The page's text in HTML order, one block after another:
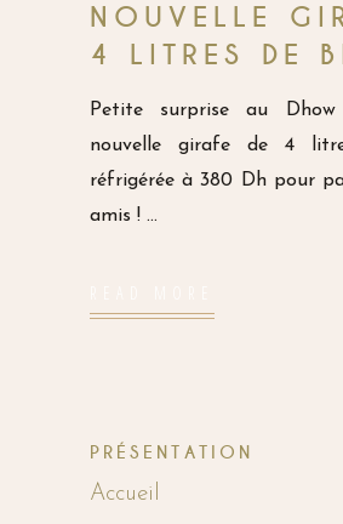
NOUVELLE
4 LITRES DE
Petite surprise au
nouvelle girafe de 4
réfrigérée à 380 Dh pour
amis !
PRÉSENTATION
Accueil